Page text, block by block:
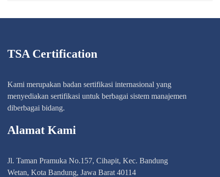
TSA Certification
Kami merupakan badan sertifikasi internasional yang
menyediakan sertifikasi untuk berbagai sistem manajemen
diberbagai bidang.
Alamat Kami
Jl. Taman Pramuka No.157, Cihapit, Kec. Bandung
Wetan, Kota Bandung, Jawa Barat 40114